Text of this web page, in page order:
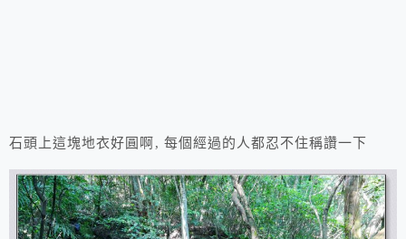
石頭上這塊地衣好圓啊, 每個經過的人都忍不住稱讚一下